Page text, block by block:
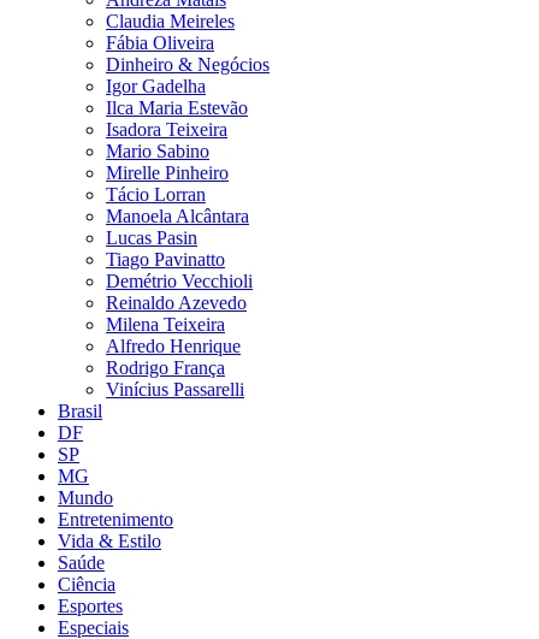
Claudia Meireles
Fábia Oliveira
Dinheiro & Negócios
Igor Gadelha
Ilca Maria Estevão
Isadora Teixeira
Mario Sabino
Mirelle Pinheiro
Tácio Lorran
Manoela Alcântara
Lucas Pasin
Tiago Pavinatto
Demétrio Vecchioli
Reinaldo Azevedo
Milena Teixeira
Alfredo Henrique
Rodrigo França
Vinícius Passarelli
Brasil
DF
SP
MG
Mundo
Entretenimento
Vida & Estilo
Saúde
Ciência
Esportes
Especiais